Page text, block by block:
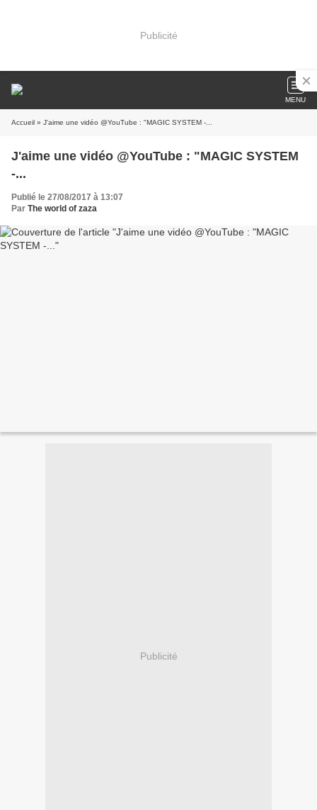
Publicité
MENU
Accueil » J'aime une vidéo @YouTube : "MAGIC SYSTEM -...
J'aime une vidéo @YouTube : "MAGIC SYSTEM
-...
Publié le 27/08/2017 à 13:07
Par The world of zaza
Publicité